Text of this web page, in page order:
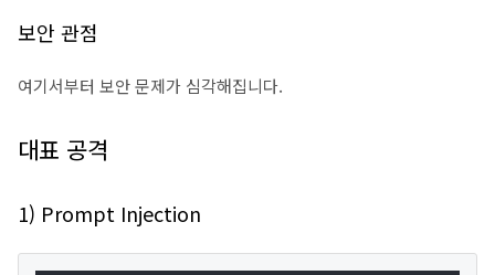
보안 관점
여기서부터 보안 문제가 심각해집니다.
대표 공격
1) Prompt Injection